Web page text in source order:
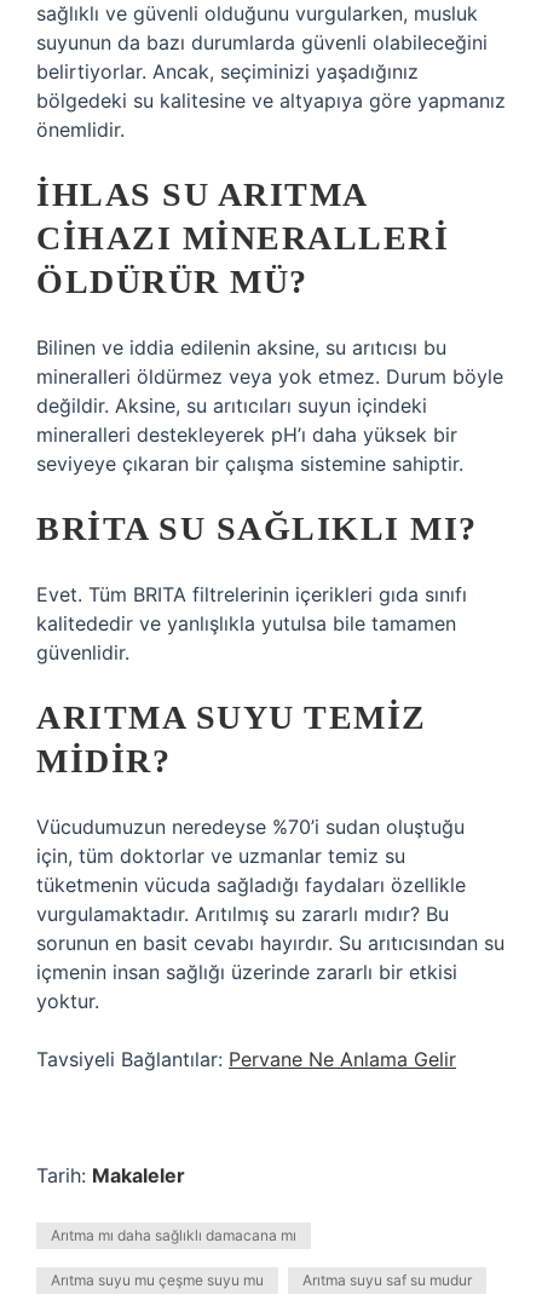
sağlıklı ve güvenli olduğunu vurgularken, musluk
suyunun da bazı durumlarda güvenli olabileceğini
belirtiyorlar. Ancak, seçiminizi yaşadığınız
bölgedeki su kalitesine ve altyapıya göre yapmanız
önemlidir.
İHLAS SU ARITMA
CIHAZI MINERALLERI
ÖLDÜRÜR MÜ?
Bilinen ve iddia edilenin aksine, su arıtıcısı bu
mineralleri öldürmez veya yok etmez. Durum böyle
değildir. Aksine, su arıtıcıları suyun içindeki
mineralleri destekleyerek pH’ı daha yüksek bir
seviyeye çıkaran bir çalışma sistemine sahiptir.
BRITA SU SAĞLIKLI MI?
Evet. Tüm BRITA filtrelerinin içerikleri gıda sınıfı
kalitededir ve yanlışlıkla yutulsa bile tamamen
güvenlidir.
ARITMA SUYU TEMIZ
MIDIR?
Vücudumuzun neredeyse %70’i sudan oluştuğu
için, tüm doktorlar ve uzmanlar temiz su
tüketmenin vücuda sağladığı faydaları özellikle
vurgulamaktadır. Arıtılmış su zararlı mıdır? Bu
sorunun en basit cevabı hayırdır. Su arıtıcısından su
içmenin insan sağlığı üzerinde zararlı bir etkisi
yoktur.
Tavsiyeli Bağlantılar: Pervane Ne Anlama Gelir
Tarih: Makaleler
Arıtma mı daha sağlıklı damacana mı
Arıtma suyu mu çeşme suyu mu Arıtma suyu saf su mudur